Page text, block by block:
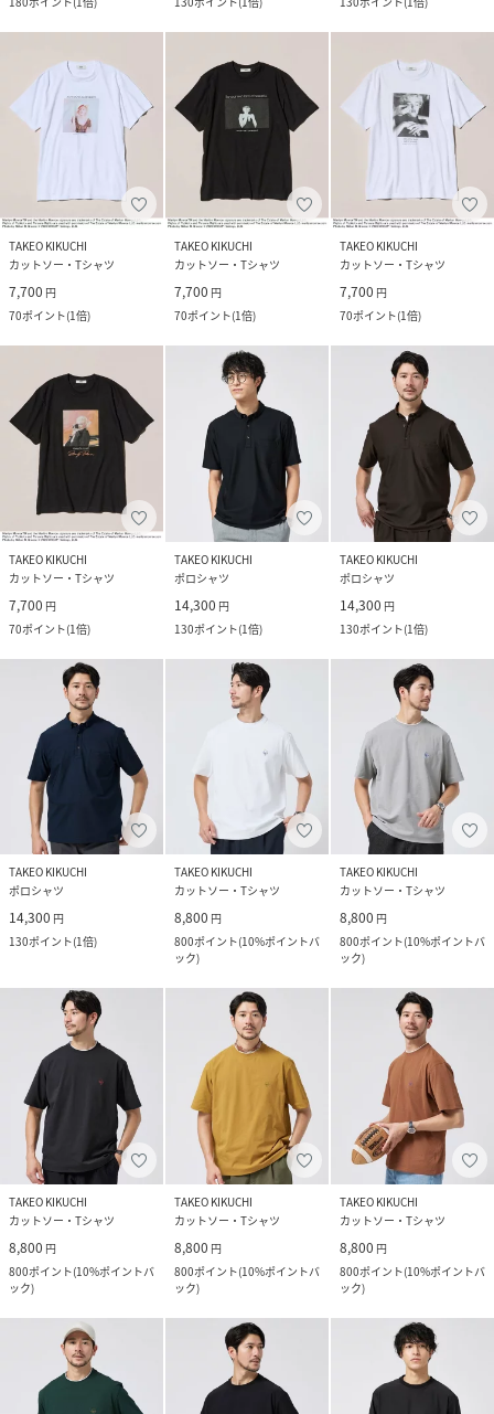
TAKEO KIKUCHI
カットソー・Tシャツ
7,700 円
70ポイント(1倍)
TAKEO KIKUCHI
カットソー・Tシャツ
7,700 円
70ポイント(1倍)
TAKEO KIKUCHI
カットソー・Tシャツ
7,700 円
70ポイント(1倍)
TAKEO KIKUCHI
カットソー・Tシャツ
7,700 円
70ポイント(1倍)
TAKEO KIKUCHI
ポロシャツ
14,300 円
130ポイント(1倍)
TAKEO KIKUCHI
ポロシャツ
14,300 円
130ポイント(1倍)
TAKEO KIKUCHI
ポロシャツ
14,300 円
130ポイント(1倍)
TAKEO KIKUCHI
カットソー・Tシャツ
8,800 円
800ポイント(10%ポイントバ
ック)
TAKEO KIKUCHI
カットソー・Tシャツ
8,800 円
800ポイント(10%ポイントバ
ック)
TAKEO KIKUCHI
カットソー・Tシャツ
8,800 円
800ポイント(10%ポイントバ
ック)
TAKEO KIKUCHI
カットソー・Tシャツ
8,800 円
800ポイント(10%ポイントバ
ック)
TAKEO KIKUCHI
カットソー・Tシャツ
8,800 円
800ポイント(10%ポイントバ
ック)